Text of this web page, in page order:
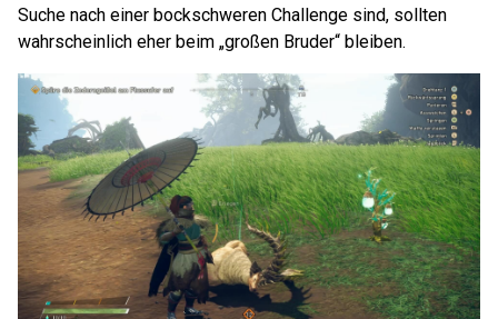
Suche nach einer bockschweren Challenge sind, sollten
wahrscheinlich eher beim „großen Bruder“ bleiben.